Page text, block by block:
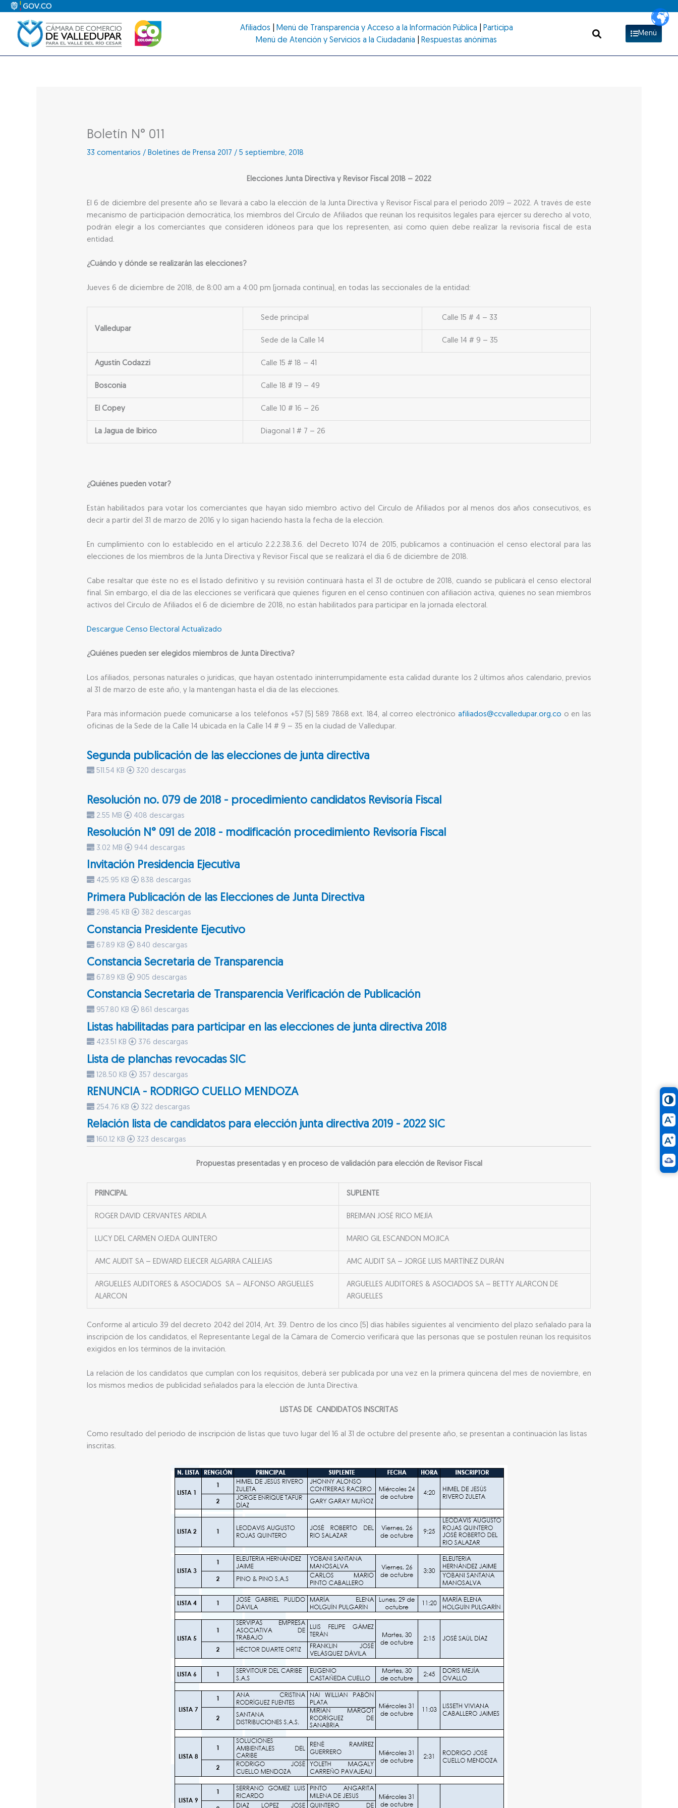
contenido
Afiliados Menú de Transparencia y Acceso a la Información Pública
Participa
Menú de Atención y Servicios a la Ciudadanía
Respuestas anónimas
Menú
Boletín N° 011
33 comentarios / Boletines de Prensa 2017 /5 septiembre, 2018
Elecciones Junta Directiva y Revisor Fiscal 2018 – 2022
El 6 de diciembre del presente año se llevará a cabo la elección de la Junta Directiva y Revisor Fiscal para el periodo 2019 – 2022. A través de este
mecanismo de participación democrática, los miembros del Círculo de Afiliados que reúnan los requisitos legales para ejercer su derecho al voto,
podrán elegir a los comerciantes que consideren idóneos para que los representen, así como quien debe realizar la revisoría fiscal de esta
entidad.
¿Cuándo y dónde se realizarán las elecciones?
Jueves 6 de diciembre de 2018, de 8:00 am a 4:00 pm (jornada continua), en todas las seccionales de la entidad:
Valledupar
Sede principal Calle 15 # 4 – 33
Sede de la Calle 14 Calle 14 # 9 – 35
Agustín Codazzi Calle 15 # 18 – 41
Bosconia Calle 18 # 19 – 49
El Copey Calle 10 # 16 – 26
La Jagua de Ibirico Diagonal 1 # 7 – 26
¿Quiénes pueden votar?
Están habilitados para votar los comerciantes que hayan sido miembro activo del Círculo de Afiliados por al menos dos años consecutivos, es
decir a partir del 31 de marzo de 2016 y lo sigan haciendo hasta la fecha de la elección.
En cumplimiento con lo establecido en el artículo 2.2.2.38.3.6. del Decreto 1074 de 2015, publicamos a continuación el censo electoral para las
elecciones de los miembros de la Junta Directiva y Revisor Fiscal que se realizará el día 6 de diciembre de 2018.
Cabe resaltar que éste no es el listado definitivo y su revisión continuará hasta el 31 de octubre de 2018, cuando se publicará el censo electoral
final. Sin embargo, el día de las elecciones se verificará que quienes figuren en el censo continúen con afiliación activa, quienes no sean miembros
activos del Círculo de Afiliados el 6 de diciembre de 2018, no están habilitados para participar en la jornada electoral.
Descargue Censo Electoral Actualizado
¿Quiénes pueden ser elegidos miembros de Junta Directiva?
Los afiliados, personas naturales o jurídicas, que hayan ostentado ininterrumpidamente esta calidad durante los 2 últimos años calendario, previos
al 31 de marzo de este año, y la mantengan hasta el día de las elecciones.
Para más información puede comunicarse a los teléfonos +57 (5) 589 7868 ext. 184, al correo electrónico afiliados@ccvalledupar.org.co o en las
oficinas de la Sede de la Calle 14 ubicada en la Calle 14 # 9 – 35 en la ciudad de Valledupar.
Segunda publicación de las elecciones de junta directiva
511.54 KB 320 descargas
Resolución no. 079 de 2018 - procedimiento candidatos Revisoría Fiscal
2.55 MB 408 descargas
Resolución N° 091 de 2018 - modificación procedimiento Revisoría Fiscal
3.02 MB 944 descargas
Invitación Presidencia Ejecutiva
425.95 KB 838 descargas
Primera Publicación de las Elecciones de Junta Directiva
298.45 KB 382 descargas
Constancia Presidente Ejecutivo
67.89 KB 840 descargas
Constancia Secretaria de Transparencia
67.89 KB 905 descargas
Constancia Secretaria de Transparencia Verificación de Publicación
957.80 KB 861 descargas
Listas habilitadas para participar en las elecciones de junta directiva 2018
423.51 KB 376 descargas
Lista de planchas revocadas SIC
128.50 KB 357 descargas
RENUNCIA - RODRIGO CUELLO MENDOZA
254.76 KB 322 descargas
Relación lista de candidatos para elección junta directiva 2019 - 2022 SIC
160.12 KB 323 descargas
Propuestas presentadas y en proceso de validación para elección de Revisor Fiscal
PRINCIPAL SUPLENTE
ROGER DAVID CERVANTES ARDILA BREIMAN JOSÉ RICO MEJÍA
LUCY DEL CARMEN OJEDA QUINTERO MARIO GIL ESCANDON MOJICA
AMC AUDIT SA – EDWARD ELIECER ALGARRA CALLEJAS AMC AUDIT SA – JORGE LUIS MARTÍNEZ DURÁN
ARGUELLES AUDITORES & ASOCIADOS SA – ALFONSO ARGUELLES
ALARCON
ARGUELLES AUDITORES & ASOCIADOS SA – BETTY ALARCON DE
ARGUELLES
Conforme al artículo 39 del decreto 2042 del 2014, Art. 39. Dentro de los cinco (5) días hábiles siguientes al vencimiento del plazo señalado para la
inscripción de los candidatos, el Representante Legal de la Cámara de Comercio verificará que las personas que se postulen reúnan los requisitos
exigidos en los términos de la invitación.
La relación de los candidatos que cumplan con los requisitos, deberá ser publicada por una vez en la primera quincena del mes de noviembre, en
los mismos medios de publicidad señalados para la elección de Junta Directiva.
LISTAS DE CANDIDATOS INSCRITAS
Como resultado del período de inscripción de listas que tuvo lugar del 16 al 31 de octubre del presente año, se presentan a continuación las listas
inscritas.